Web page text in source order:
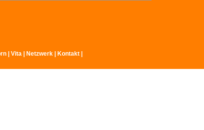
Vita Netzwerk Kontakt